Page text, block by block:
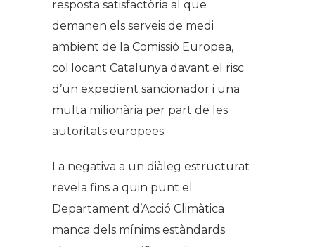
resposta satisfactòria al que
demanen els serveis de medi
ambient de la Comissió Europea,
col·locant Catalunya davant el risc
d’un expedient sancionador i una
multa milionària per part de les
autoritats europees.
La negativa a un diàleg estructurat
revela fins a quin punt el
Departament d’Acció Climàtica
manca dels mínims estàndards